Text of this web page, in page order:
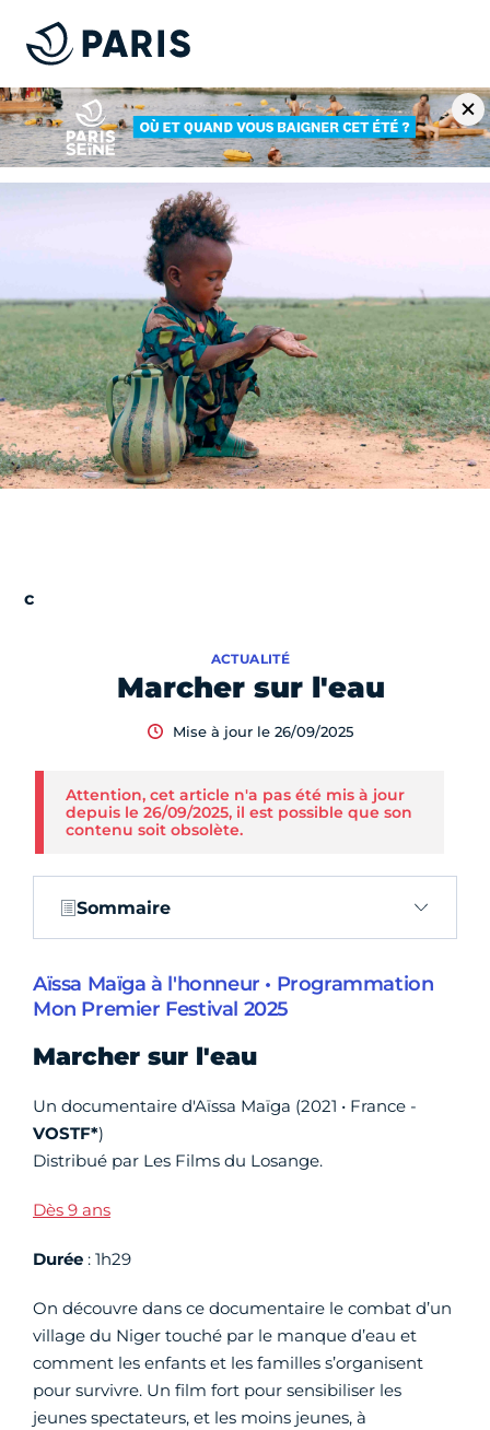
Marcher sur l'eau
ACTUALITÉ
Mise à jour le 26/09/2025
Attention, cet article n'a pas été mis à jour
depuis le 26/09/2025, il est possible que son
contenu soit obsolète.
Sommaire
Aïssa Maïga à l'honneur • Programmation
Mon Premier Festival 2025
Marcher sur l'eau
Un documentaire d'Aïssa Maïga (2021 • France -
VOSTF*)
Distribué par Les Films du Losange.
Dès 9 ans
Durée : 1h29
On découvre dans ce documentaire le combat d’un
village du Niger touché par le manque d’eau et
comment les enfants et les familles s’organisent
pour survivre. Un film fort pour sensibiliser les
jeunes spectateurs, et les moins jeunes, à